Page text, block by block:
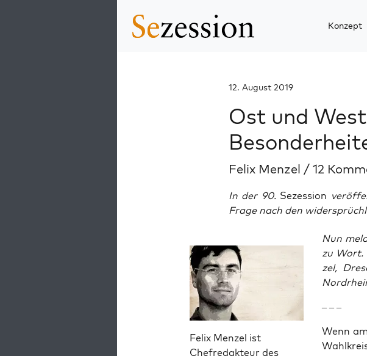
Konzept
12. August 2019
Ost und
Felix Menzel / 12
In der 90. Sezession
Frage nach den
Felix Menzel ist
Chefredakteur des
Nun
zu Wort.
zel,
– – –
Wenn